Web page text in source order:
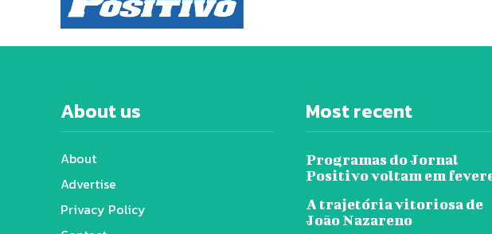
About us
About
Advertise
Privacy Policy
Most recent
Programas do Jornal
Positivo voltam em
A trajetória vitoriosa de
João Nazareno